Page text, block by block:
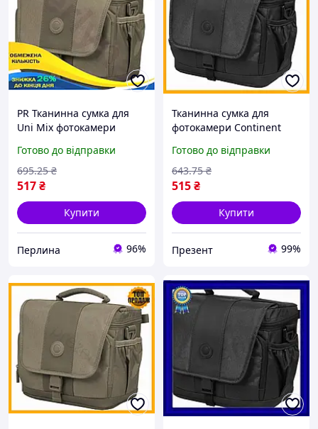
PR Тканинна сумка для
Uni Mix фотокамери
цифрової дзеркальної
фотокамери та захис
Per33/R
Готово до відправки
517₴
695.25 ₴
Купити
Перлина 96%
Тканинна сумка для
фотокамери Continent
дзеркальної цифрової
камери з ремінцем
Готово до відправки
515₴
643.75 ₴
Купити
Презент 99%